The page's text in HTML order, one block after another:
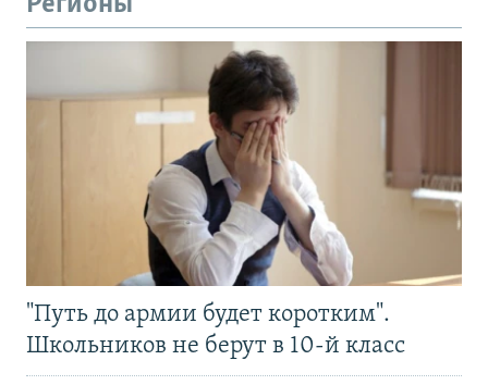
"Путь до армии будет коротким".
Школьников не берут в 10-й класс